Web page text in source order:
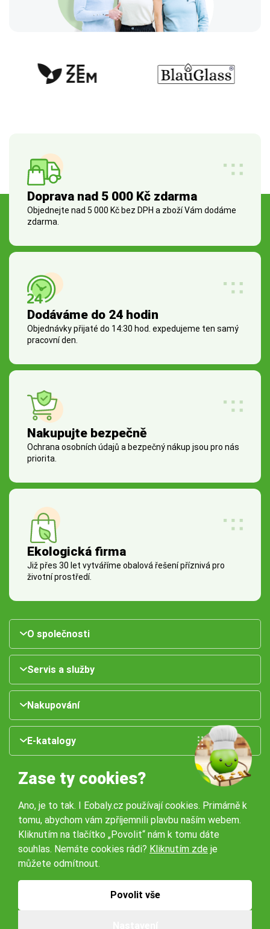
Doprava nad 5 000 Kč zdarma
Objednejte nad 5 000 Kč bez DPH a zboží Vám dodáme
zdarma.
Dodáváme do 24 hodin
Objednávky přijaté do 14:30 hod. expedujeme ten samý
pracovní den.
Nakupujte bezpečně
Ochrana osobních údajů a bezpečný nákup jsou pro nás
priorita.
Ekologická firma
Již přes 30 let vytváříme obalová řešení příznivá pro
životní prostředí.
O společnosti
Servis a služby
Nakupování
E-katalogy
Naše pobočky:
Obchodní podmínky
Zase ty cookies?
Ano, je to tak. I Eobaly.cz používají cookies. Primárně k
tomu, abychom vám zpříjemnili plavbu naším webem.
Kliknutím na tlačítko „Povolit“ nám k tomu dáte
souhlas. Nemáte cookies rádi? Kliknutím zde je
můžete odmítnout.
Povolit vše